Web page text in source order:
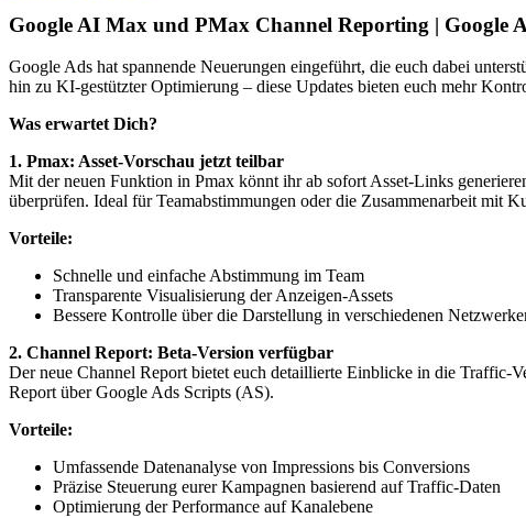
Google AI Max und PMax Channel Reporting | Google
Google Ads hat spannende Neuerungen eingeführt, die euch dabei
hin zu KI-gestützter Optimierung – diese Updates bieten euch mehr
Was erwartet Dich?
1. Pmax: Asset-Vorschau jetzt teilbar
Mit der neuen Funktion in Pmax könnt ihr ab sofort Asset-Links
überprüfen. Ideal für Teamabstimmungen oder die Zusammenarbeit mit
Vorteile:
Schnelle und einfache Abstimmung im Team
Transparente Visualisierung der Anzeigen-Assets
Bessere Kontrolle über die Darstellung in verschiedenen
2. Channel Report: Beta-Version verfügbar
Der neue Channel Report bietet euch detaillierte Einblicke in die Traffic-
Report über Google Ads Scripts (AS).
Vorteile:
Umfassende Datenanalyse von Impressions bis Conversions
Präzise Steuerung eurer Kampagnen basierend auf Traffic-Daten
Optimierung der Performance auf Kanalebene